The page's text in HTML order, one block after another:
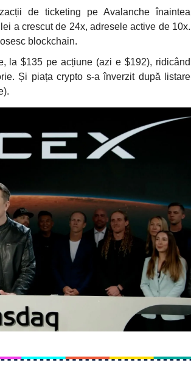
de ticketing pe Avalanche înaintea
a crescut de 24x, adresele active de 10x.
blockchain.
la $135 pe acțiune (azi e $192), ridicând
Și piața crypto s-a înverzit după listare